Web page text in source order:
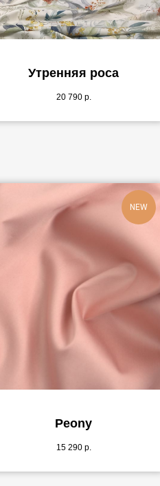
Утренняя роса
20 790 р.
NEW
Peony
15 290 р.